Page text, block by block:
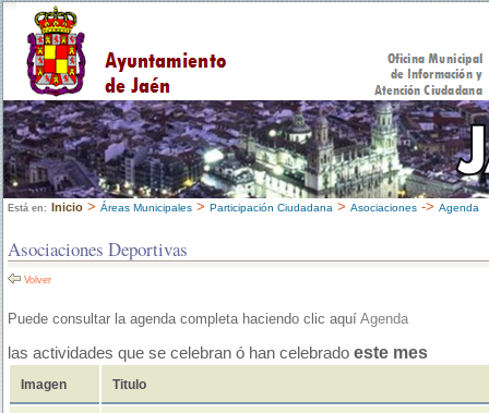
Está en: Inicio > Áreas Municipales > Participación Ciudadana > Asociaciones -> Agenda
Asociaciones Deportivas
Volver
Puede consultar la agenda completa haciendo clic aquí Agenda
las actividades que se celebran ó han celebrado este mes
Imagen Titulo